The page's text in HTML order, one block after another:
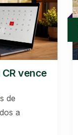
vence
de
a